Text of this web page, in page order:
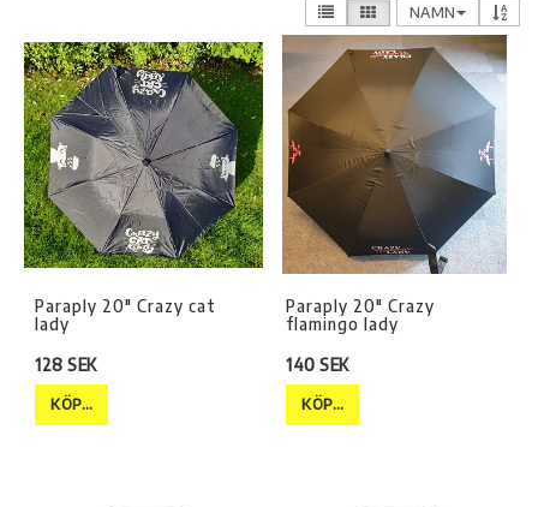
NAMN
Paraply 20" Crazy cat
lady
128 SEK
KÖP…
Paraply 20" Crazy
flamingo lady
140 SEK
KÖP…